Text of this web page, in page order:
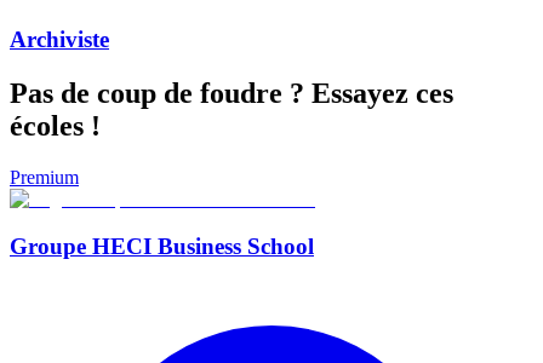
Archiviste
Pas de coup de foudre ? Essayez ces
écoles !
Premium
Groupe HECI Business School